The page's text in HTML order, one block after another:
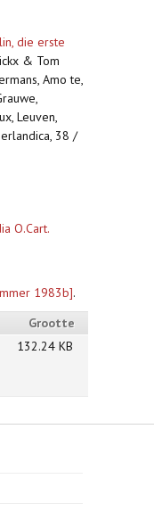
die erste
& Tom
Amo te,
Leuven,
38 /
O.Cart.
1983b].
Grootte
132.24 KB